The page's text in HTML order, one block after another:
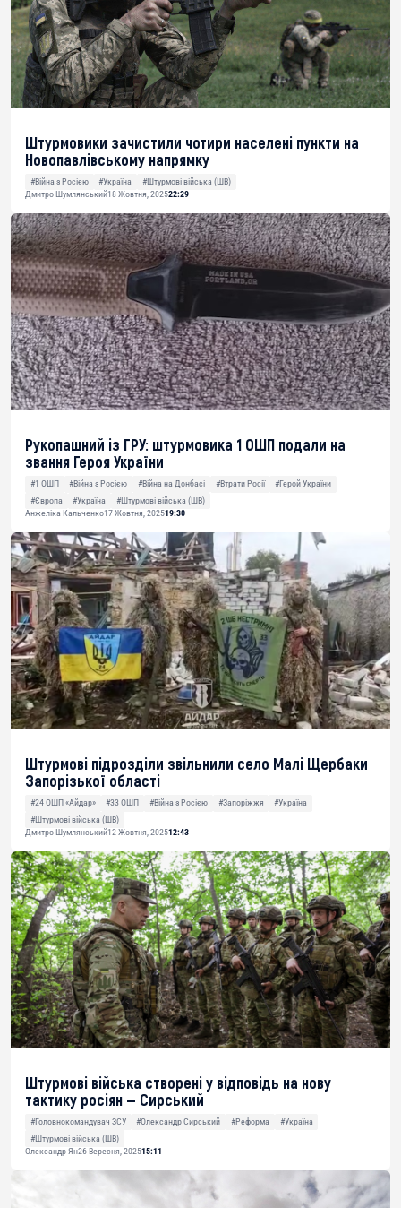
Штурмовики зачистили чотири населені пункти на
Новопавлівському напрямку
#Війна з Росією #Україна
#Штурмові війська (ШВ)
Дмитро Шумлянський18 Жовтня, 202522:29
Рукопашний із ГРУ: штурмовика 1 ОШП подали на
звання Героя України
#1 ОШП #Війна з Росією #Війна на Донбасі #Втрати Росії
#Герой України
#Європа
#Україна
#Штурмові війська (ШВ)
Анжеліка Кальченко17 Жовтня, 202519:30
Штурмові підрозділи звільнили село Малі Щербаки
Запорізької області
#24 ОШП «Айдар» #33 ОШП #Війна з Росією #Запоріжжя
#Україна
#Штурмові війська (ШВ)
Дмитро Шумлянський12 Жовтня, 202512:43
Штурмові війська створені у відповідь на нову
тактику росіян — Сирський
#Головнокомандувач ЗСУ #Олександр Сирський #Реформа
#Україна
#Штурмові війська (ШВ)
Олександр Ян26 Вересня, 202515:11